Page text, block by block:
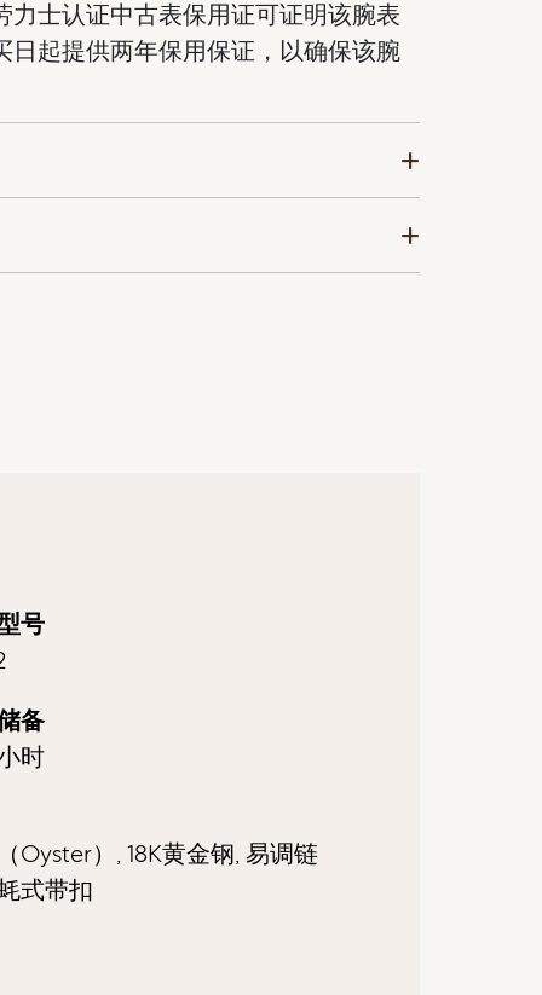
力士认证中古表保用证可证明该腕表
日起提供两年保用保证，以确保该腕
号
备
时
Oyster）, 18K黄金钢, 易调链
式带扣